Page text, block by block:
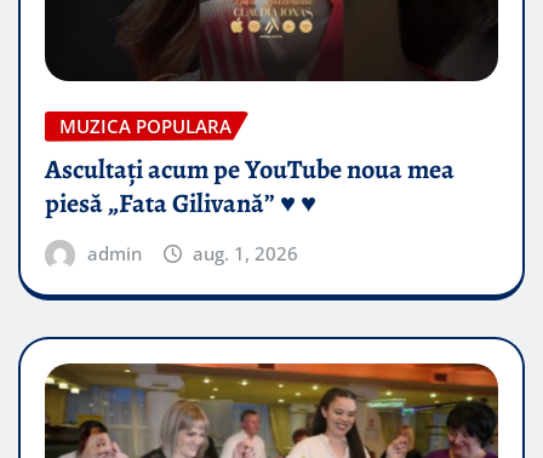
MUZICA POPULARA
Ascultați acum pe YouTube noua mea
piesă „Fata Gilivană” ♥️ ♥️
admin aug. 1, 2026